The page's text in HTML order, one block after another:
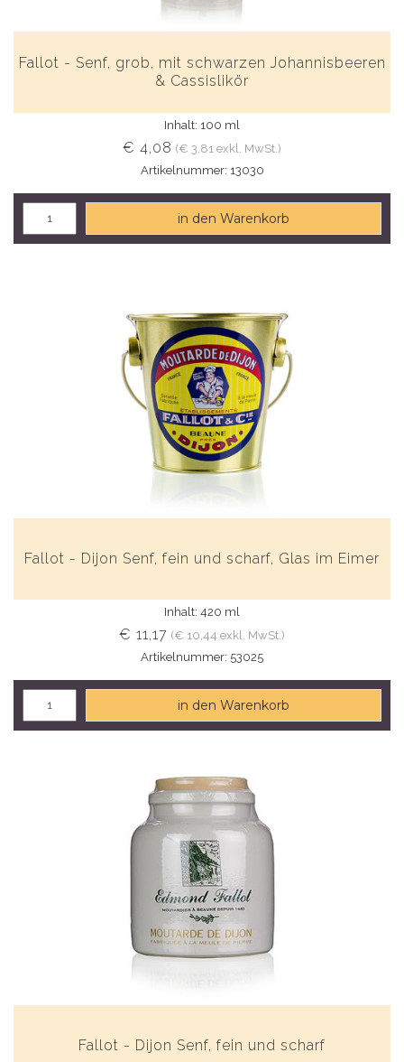
Fallot - Senf, grob, mit schwarzen Johannisbeeren
& Cassislikör
Inhalt: 100 ml
€ 4,08 (€ 3,81 exkl. MwSt.)
Artikelnummer: 13030
in den Warenkorb
Fallot - Dijon Senf, fein und scharf, Glas im Eimer
Inhalt: 420 ml
€ 11,17 (€ 10,44 exkl. MwSt.)
Artikelnummer: 53025
in den Warenkorb
Fallot - Dijon Senf, fein und scharf